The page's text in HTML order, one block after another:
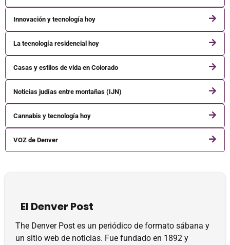
Innovación y tecnología hoy
La tecnología residencial hoy
Casas y estilos de vida en Colorado
Noticias judías entre montañas (IJN)
Cannabis y tecnología hoy
VOZ de Denver
El Denver Post
The Denver Post es un periódico de formato sábana y
un sitio web de noticias. Fue fundado en 1892 y